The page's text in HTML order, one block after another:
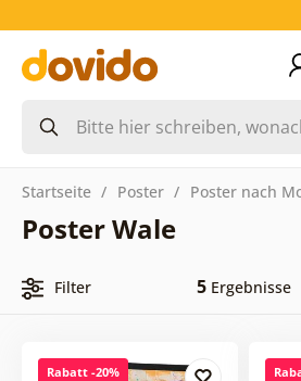
Startseite Poster Poster nach
Poster Wale
Filter 5Ergebnisse
Rabatt -20%